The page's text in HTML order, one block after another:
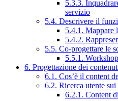
5.3.3.
servizio
5.4. Descrivere il
5.4.1. Mappare
5.4.2.
5.5. Co-progettare le
5.5.1.
6. Progettazione dei
6.1. Cos’è il content
6.2. Ricerca utente
6.2.1. Content